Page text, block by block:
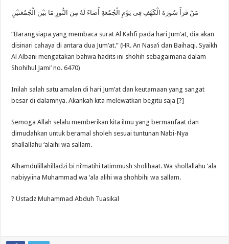
مَنْ قَرَأَ سُورَةَ الْكَهْفِ فِى يَوْمِ الْجُمُعَةِ أَضَاءَ لَهُ مِنَ النُّورِ مَا بَيْنَ الْجُمُعَتَيْنِ
“Barangsiapa yang membaca surat Al Kahfi pada hari Jum’at, dia akan
disinari cahaya di antara dua Jum’at.” (HR. An Nasa’i dan Baihaqi. Syaikh
Al Albani mengatakan bahwa hadits ini shohih sebagaimana dalam
Shohihul Jami’ no. 6470)
Inilah salah satu amalan di hari Jum’at dan keutamaan yang sangat
besar di dalamnya. Akankah kita melewatkan begitu saja [?]
Semoga Allah selalu memberikan kita ilmu yang bermanfaat dan
dimudahkan untuk beramal sholeh sesuai tuntunan Nabi-Nya
shallallahu ‘alaihi wa sallam.
Alhamdulillahilladzi bi ni’matihi tatimmush sholihaat. Wa shollallahu ‘ala
nabiyyiina Muhammad wa ‘ala alihi wa shohbihi wa sallam.
? Ustadz Muhammad Abduh Tuasikal